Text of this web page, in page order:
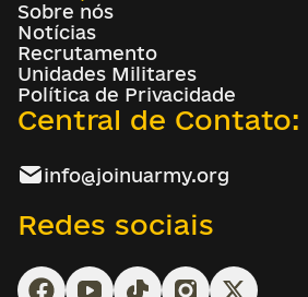
Sobre nós
Notícias
Recrutamento
Unidades Militares
Política de Privacidade
Central de Contato:
info@joinuarmy.org
Redes sociais